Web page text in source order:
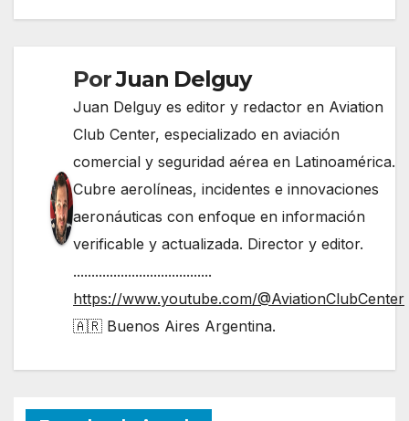
entradas
PorJuan Delguy
Juan Delguy es editor y redactor en Aviation
Club Center, especializado en aviación
comercial y seguridad aérea en Latinoamérica.
Cubre aerolíneas, incidentes e innovaciones
aeronáuticas con enfoque en información
verificable y actualizada. Director y editor.
......................................
https://www.youtube.com/@AviationClubCenter
🇦🇷 Buenos Aires Argentina.